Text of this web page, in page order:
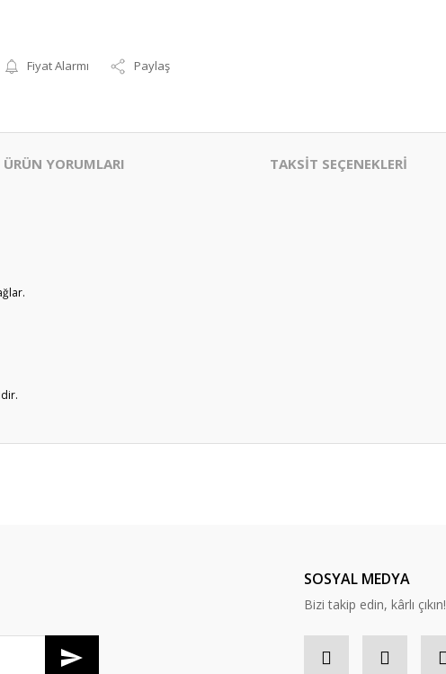
Fiyat Alarmı Paylaş
ÜRÜN YORUMLARI TAKSİT SEÇENEKLERİ
SOSYAL MEDYA
Bizi takip edin, kârlı çıkın!